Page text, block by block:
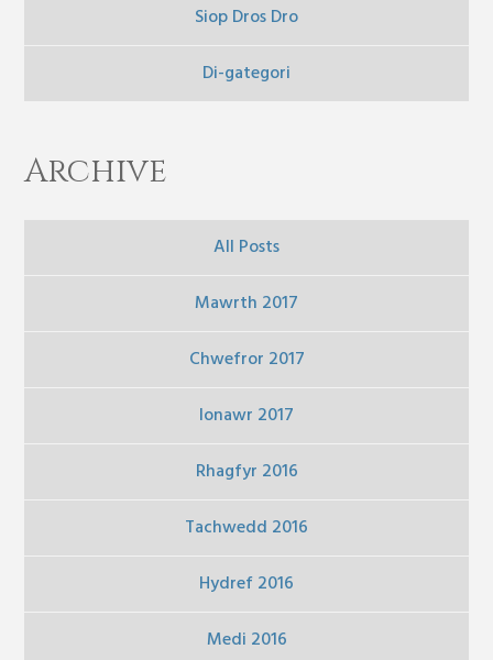
Siop Dros Dro
Di-gategori
Archive
All Posts
Mawrth 2017
Chwefror 2017
Ionawr 2017
Rhagfyr 2016
Tachwedd 2016
Hydref 2016
Medi 2016